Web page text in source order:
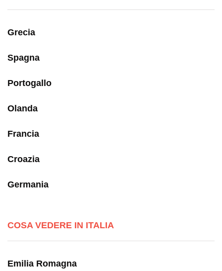
Grecia
Spagna
Portogallo
Olanda
Francia
Croazia
Germania
COSA VEDERE IN ITALIA
Emilia Romagna